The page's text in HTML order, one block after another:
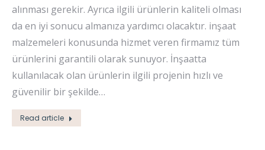
alınması gerekir. Ayrıca ilgili ürünlerin kaliteli olması
da en iyi sonucu almanıza yardımcı olacaktır. inşaat
malzemeleri konusunda hizmet veren firmamız tüm
ürünlerini garantili olarak sunuyor. İnşaatta
kullanılacak olan ürünlerin ilgili projenin hızlı ve
güvenilir bir şekilde…
Read article